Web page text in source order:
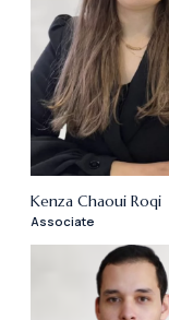
Kenza Chaoui Roqi
Associate